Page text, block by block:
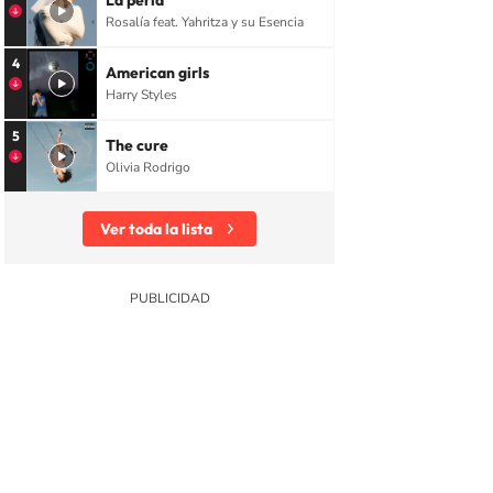
Rosalía feat. Yahritza y su Esencia
4 American girls
Harry Styles
5 The cure
Olivia Rodrigo
Ver toda la lista